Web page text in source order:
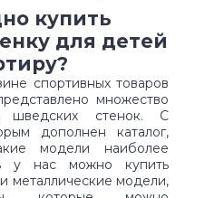
купить
для детей
спортивных товаров
множество
шведских стенок. С
дополнен каталог,
модели наиболее
у нас можно купить
металлические модели,